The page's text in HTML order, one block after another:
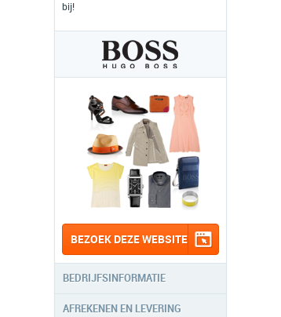
bij!
BEZOEK DEZE WEBSITE
BEDRIJFSINFORMATIE
AFREKENEN EN LEVERING